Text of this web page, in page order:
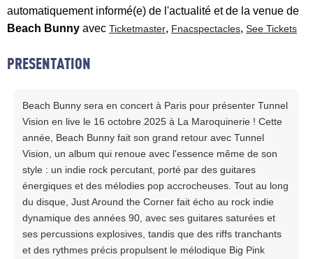
automatiquement informé(e) de l'actualité et de la venue de
Beach Bunny avec Ticketmaster, Fnacspectacles, See Tickets
PRESENTATION
Beach Bunny sera en concert à Paris pour présenter Tunnel
Vision en live le 16 octobre 2025 à La Maroquinerie ! Cette
année, Beach Bunny fait son grand retour avec Tunnel
Vision, un album qui renoue avec l'essence même de son
style : un indie rock percutant, porté par des guitares
énergiques et des mélodies pop accrocheuses. Tout au long
du disque, Just Around the Corner fait écho au rock indie
dynamique des années 90, avec ses guitares saturées et
ses percussions explosives, tandis que des riffs tranchants
et des rythmes précis propulsent le mélodique Big Pink